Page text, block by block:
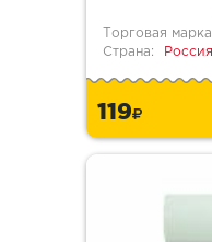
Торговая
Страна:
Россия
119